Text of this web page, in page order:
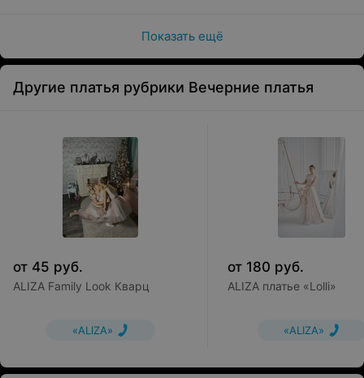
Показать ещё
Другие платья рубрики Вечерние платья
от 45 руб.
ALIZA Family Look Кварц
«ALIZA»
от 180 руб.
ALIZA платье «Lolli»
«ALIZA»